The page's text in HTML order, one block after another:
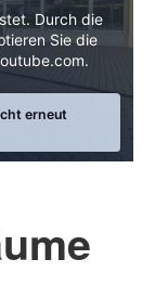
Durch die
Sie die
erneut